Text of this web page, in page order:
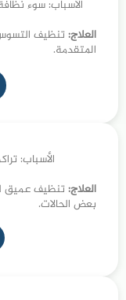
الأسباب: سوء
العلاج:تنظيف
المتقدمة.
الأسباب:
العلاج:تنظيف عميق
بعض الحالات.